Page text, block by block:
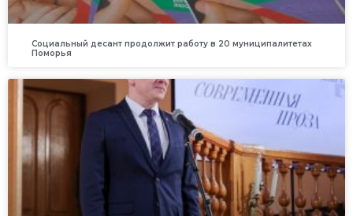
Социальный десант продолжит работу в 20 муниципалитетах
Поморья